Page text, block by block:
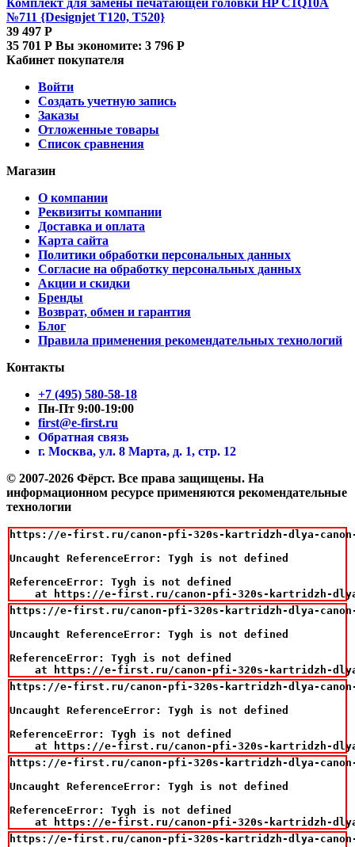
№711 {Designjet T120, T520}
39 497 Р
35 701 Р Вы экономите: 3 796 Р
Кабинет покупателя
Войти
Создать учетную запись
Заказы
Отложенные товары
Список сравнения
Магазин
О компании
Реквизиты компании
Доставка и оплата
Карта сайта
Политики обработки персональных данных
Согласие на обработку персональных данных
Акции и скидки
Бренды
Возврат, обмен и гарантия
Блог
Правила применения рекомендательных технологий
Контакты
+7 (495) 580-58-18
Пн-Пт 9:00-19:00
first@e-first.ru
Обратная связь
г. Москва, ул. 8 Марта, д. 1, стр. 12
© 2007-2026 Фёрст. Все права защищены. На
информационном ресурсе применяются рекомендательные
технологии
https://e-first.ru/canon-pfi-320s-kartridzh-dlya-canon-
Uncaught ReferenceError: Tygh is not defined
ReferenceError: Tygh is not defined
at https://e-first.ru/canon-pfi-320s-kartridzh-
https://e-first.ru/canon-pfi-320s-kartridzh-dlya-canon-
Uncaught ReferenceError: Tygh is not defined
ReferenceError: Tygh is not defined
at https://e-first.ru/canon-pfi-320s-kartridzh-
https://e-first.ru/canon-pfi-320s-kartridzh-dlya-canon-
Uncaught ReferenceError: Tygh is not defined
ReferenceError: Tygh is not defined
at https://e-first.ru/canon-pfi-320s-kartridzh-
https://e-first.ru/canon-pfi-320s-kartridzh-dlya-canon-
Uncaught ReferenceError: Tygh is not defined
ReferenceError: Tygh is not defined
at https://e-first.ru/canon-pfi-320s-kartridzh-
https://e-first.ru/canon-pfi-320s-kartridzh-dlya-canon-